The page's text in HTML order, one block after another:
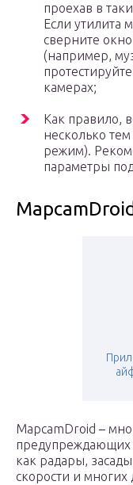
проехав в
Если утилита
сверните
(например,
камерах;
Как правило,
несколько
режим).
параметры
MapcamDroid
MapcamDroid –
предупреждающих
как радары,
скорости и многих